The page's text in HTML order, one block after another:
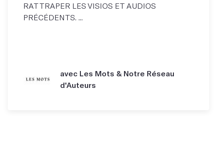
RATTRAPER LES VISIOS ET AUDIOS
PRÉCÉDENTS. ...
avec Les Mots & Notre Réseau
d'Auteurs